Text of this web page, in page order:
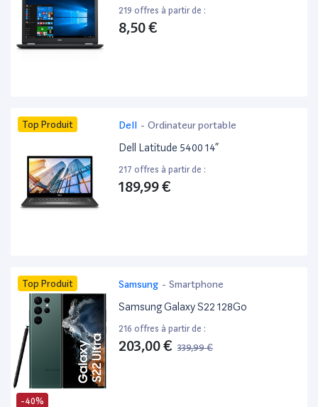
219 offres à partir de :
8,50 €
Top Produit Dell - Ordinateur portable
Dell Latitude 5400 14”
217 offres à partir de :
189,99 €
-40%
Top Produit Samsung - Smartphone
Samsung Galaxy S22 128Go
216 offres à partir de :
203,00 € 339,99 €